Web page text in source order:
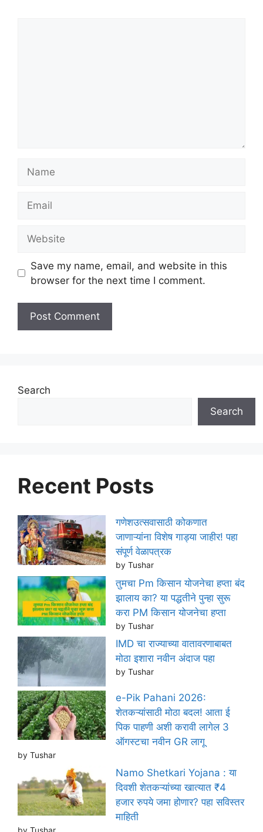
Save my name, email, and website in this
browser for the next time I comment.
Search
Search
Recent Posts
गणेशउत्सवासाठी कोकणात
जाणाऱ्यांना विशेष गाड्या जाहीर! पहा
संपूर्ण वेळापत्रक
by Tushar
तुमचा Pm किसान योजनेचा हप्ता बंद
झालाय का? या पद्धतीने पुन्हा सुरू
करा PM किसान योजनेचा हप्ता
by Tushar
IMD चा राज्याच्या वातावरणाबाबत
मोठा इशारा नवीन अंदाज पहा
by Tushar
e-Pik Pahani 2026:
शेतकऱ्यांसाठी मोठा बदल! आता ई
पिक पाहणी अशी करावी लागेल 3
ऑगस्टचा नवीन GR लागू
by Tushar
Namo Shetkari Yojana : या
दिवशी शेतकऱ्यांच्या खात्यात ₹4
हजार रुपये जमा होणार? पहा सविस्तर
माहिती